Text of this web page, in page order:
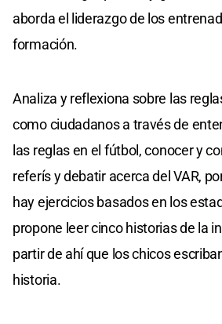
aborda el liderazgo de los
formación.
Analiza y reflexiona sobre las
como ciudadanos a través de
las reglas en el fútbol, conocer y
referís y debatir acerca del VAR,
hay ejercicios basados en los
propone leer cinco historias de la
partir de ahí que los chicos
historia.